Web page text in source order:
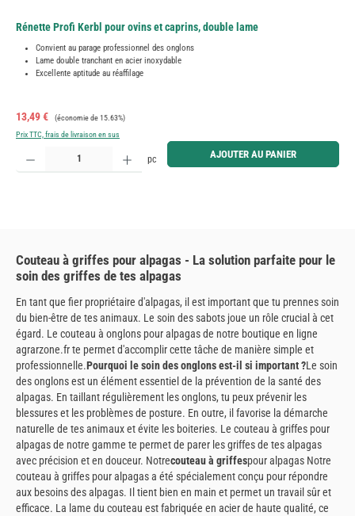
Rénette Profi Kerbl pour ovins et caprins, double lame
Convient au parage professionnel des onglons
Lame double tranchant en acier inoxydable
Excellente aptitude au réaffilage
Prix de vente :
13,49 € Prix régulier :
(économie de 15.63%)
Prix TTC, frais de livraison en sus
Quantité de produit : Entrez la quantité souhaitée ou utilisez les boutons pour augmenter ou
pc AJOUTER AU PANIER
Couteau à griffes pour alpagas - La solution parfaite pour le
soin des griffes de tes alpagas
En tant que fier propriétaire d'alpagas, il est important que tu prennes soin
du bien-être de tes animaux. Le soin des sabots joue un rôle crucial à cet
égard. Le couteau à onglons pour alpagas de notre boutique en ligne
agrarzone.fr te permet d'accomplir cette tâche de manière simple et
professionnelle.Pourquoi le soin des onglons est-il si important ?Le soin
des onglons est un élément essentiel de la prévention de la santé des
alpagas. En taillant régulièrement les onglons, tu peux prévenir les
blessures et les problèmes de posture. En outre, il favorise la démarche
naturelle de tes animaux et évite les boiteries. Le couteau à griffes pour
alpagas de notre gamme te permet de parer les griffes de tes alpagas
avec précision et en douceur. Notrecouteau à griffespour alpagas Notre
couteau à griffes pour alpagas a été spécialement conçu pour répondre
aux besoins des alpagas. Il tient bien en main et permet un travail sûr et
efficace. La lame du couteau est fabriquée en acier de haute qualité, ce